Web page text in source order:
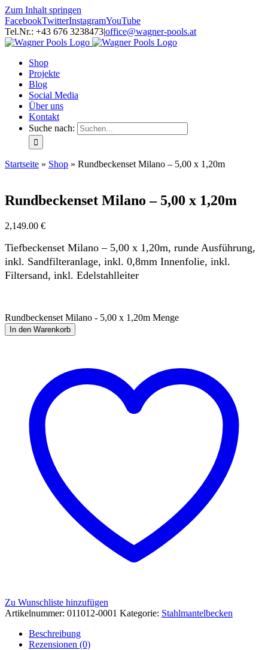
Zum Inhalt springen
FacebookTwitterInstagramYouTube
Tel.Nr.: +43 676 3238473|office@wagner-pools.at
Shop
Projekte
Blog
Social Media
Über uns
Kontakt
Suche nach:
Startseite » Shop » Rundbeckenset Milano – 5,00 x 1,20m
Rundbeckenset Milano – 5,00 x 1,20m
2,149.00 €
Tiefbeckenset Milano – 5,00 x 1,20m, runde Ausführung,
inkl. Sandfilteranlage, inkl. 0,8mm Innenfolie, inkl.
Filtersand, inkl. Edelstahlleiter
Rundbeckenset Milano - 5,00 x 1,20m Menge
In den Warenkorb
Zu Wunschliste hinzufügen
Artikelnummer: 011012-0001 Kategorie: Stahlmantelbecken
Beschreibung
Rezensionen (0)